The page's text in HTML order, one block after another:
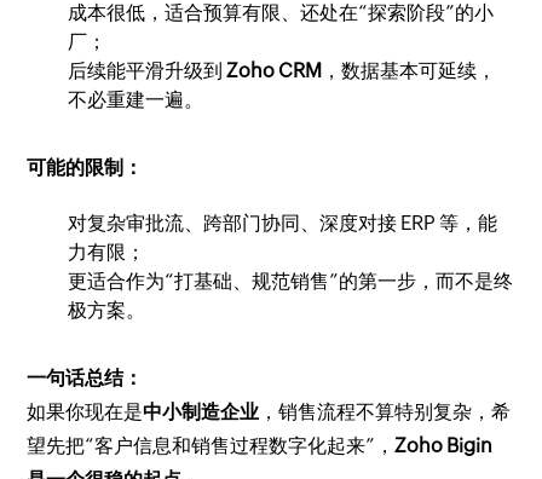
成本很低，适合预算有限、还处在“探索阶段”的小
厂；
后续能平滑升级到Zoho CRM ，数据基本可延续，
不必重建一遍。
可能的限制：
对复杂审批流、跨部门协同、深度对接 ERP 等，能
力有限；
更适合作为“打基础、规范销售”的第一步，而不是终
极方案。
一句话总结：
如果你现在是中小制造企业 ，销售流程不算特别复杂，希
望先把“客户信息和销售过程数字化起来”，Zoho Bigin